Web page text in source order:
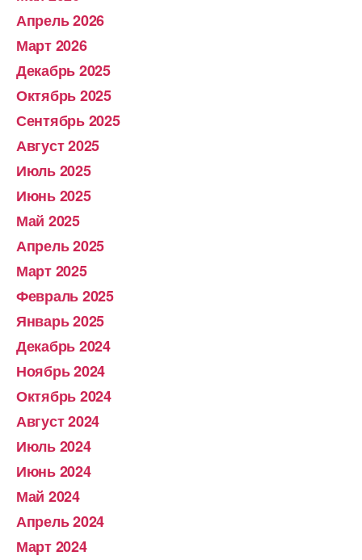
Апрель 2026
Март 2026
Декабрь 2025
Октябрь 2025
Сентябрь 2025
Август 2025
Июль 2025
Июнь 2025
Май 2025
Апрель 2025
Март 2025
Февраль 2025
Январь 2025
Декабрь 2024
Ноябрь 2024
Октябрь 2024
Август 2024
Июль 2024
Июнь 2024
Май 2024
Апрель 2024
Март 2024